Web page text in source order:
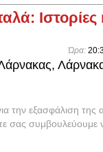
Ιστορίες
Ώρα:
την εξασφάλιση της
σας συμβουλεύουμε